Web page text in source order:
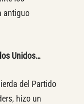
antiguo
Unidos…
del Partido
hizo un